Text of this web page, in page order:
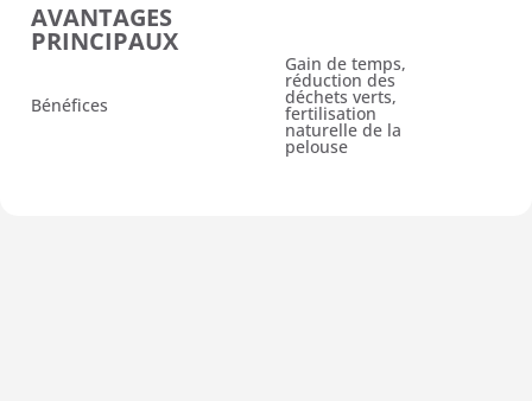
AVANTAGES
PRINCIPAUX
Bénéfices
Gain de temps,
réduction des
déchets verts,
fertilisation
naturelle de la
pelouse